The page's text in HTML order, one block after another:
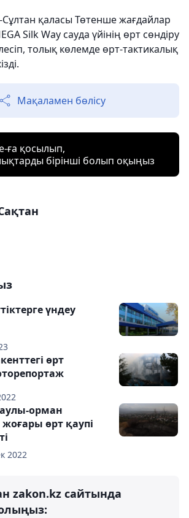
қаласы Төтенше жағдайлар
Silk Way сауда үйінің өрт сөндіру
толық көлемде өрт-тактикалық
Мақаламен бөлісу
ға қосылып,
бірінші болып оқыңыз
үндеу
өрт
2022
орман
өрт қаупі
zakon.kz сайтында